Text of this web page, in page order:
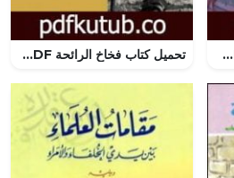
تحميل كتاب زيتون الشوارع PDF تأليف ابراهيم نصرالله مجانا [كامل] تحميل كتاب فخاخ الرائحة PDF تأليف يوسف المحيميد مجانا [كامل]